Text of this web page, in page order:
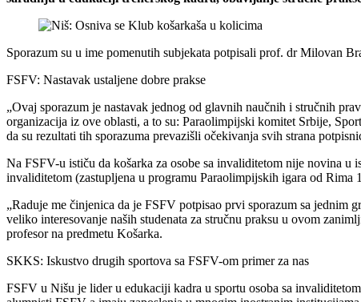
Sporazum su u ime pomenutih subjekata potpisali prof. dr Milovan
FSFV: Nastavak ustaljene dobre prakse
„Ovaj sporazum je nastavak jednog od glavnih naučnih i stručnih
organizacija iz ove oblasti, a to su: Paraolimpijski komitet Srbije,
da su rezultati tih sporazuma prevazišli očekivanja svih strana
Na FSFV-u ističu da košarka za osobe sa invaliditetom nije novina
invaliditetom (zastupljena u programu Paraolimpijskih igara od Rima
„Raduje me činjenica da je FSFV potpisao prvi sporazum sa
veliko interesovanje naših studenata za stručnu praksu u ovom
profesor na predmetu Košarka.
SKKS: Iskustvo drugih sportova sa FSFV-om primer za nas
FSFV u Nišu je lider u edukaciji kadra u sportu osoba sa